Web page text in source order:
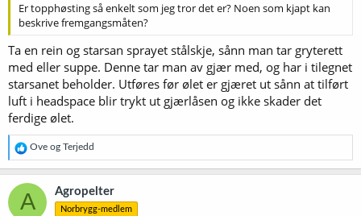
Er topphøsting så enkelt som jeg tror det er? Noen som kjapt kan
beskrive fremgangsmåten?
Ta en rein og starsan sprayet stålskje, sånn man tar gryterett
med eller suppe. Denne tar man av gjær med, og har i tilegnet
starsanet beholder. Utføres før ølet er gjæret ut sånn at tilført
luft i headspace blir trykt ut gjærlåsen og ikke skader det
ferdige ølet.
R
e
a
k
s
Ove og Terjedd
A Agropelter
Norbrygg-medlem